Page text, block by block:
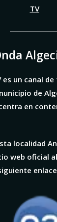
TV
es un canal
de
en
localidad
web oficial